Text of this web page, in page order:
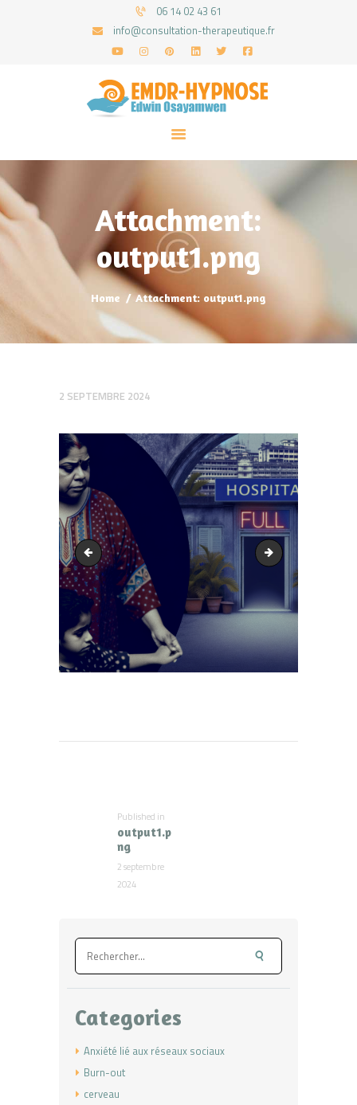
06 14 02 43 61
info@consultation-therapeutique.fr
Attachment:
output1.png
Home Attachment: output1.png
ACCUEIL
MON APPROCHE
ARTICLES
CONSULTATIONS
PRENEZ UN RDV
2 SEPTEMBRE 2024
output1.png output1.png
Published in
post:
output1.p
ng
2 septembre
2024
Rechercher :
Categories
Anxiété lié aux réseaux sociaux
Burn-out
cerveau